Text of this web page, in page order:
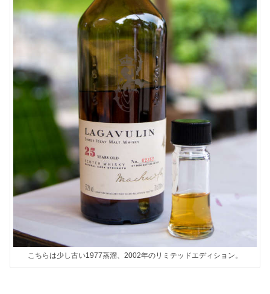
こちらは少し古い1977蒸溜、2002年のリミテッドエディション。